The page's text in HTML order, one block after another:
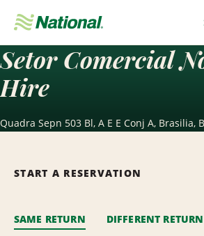
Navigation
Setor Comercial
Hire
Quadra Sepn 503 Bl, A E E Conj A, Brasilia,
START A RESERVATION
SAME RETURN DIFFERENT RETURN